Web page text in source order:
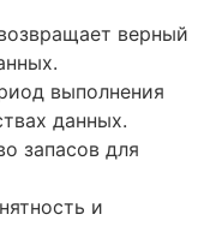
верный
выполнения
данных.
запасов для
и